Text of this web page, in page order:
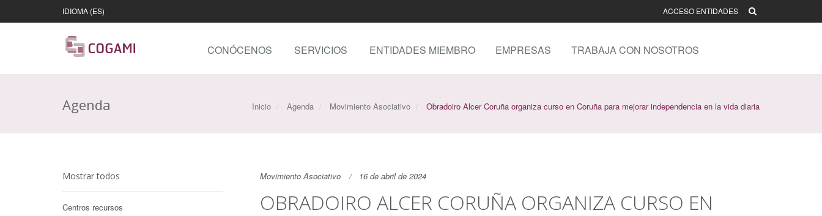
IDIOMA (ES) ACCESO ENTIDADES
CONÓCENOS SERVICIOS ENTIDADES MIEMBRO EMPRESAS TRABAJA CON NOSOTROS
Agenda Inicio Agenda Movimiento Asociativo Obradoiro Alcer Coruña organiza curso en Coruña para mejorar independencia en la vida diaria
Mostrar todos
Centros recursos
Movimiento Asociativo 16 de abril de 2024
OBRADOIRO ALCER CORUÑA ORGANIZA CURSO EN